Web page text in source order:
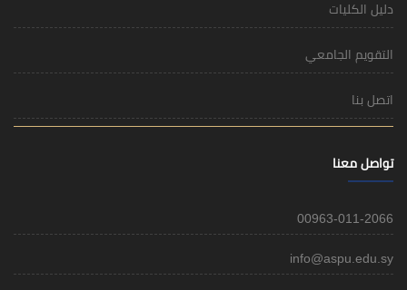
دليل الكليات
التقويم الجامعي
اتصل بنا
تواصل معنا
00963-011-2066
info@aspu.edu.sy